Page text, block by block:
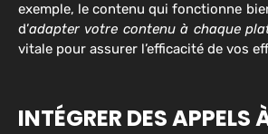
exemple, le contenu qui fonctionne
d’adapter votre contenu à chaque
vitale pour assurer l’efficacité de vos
INTÉGRER DES